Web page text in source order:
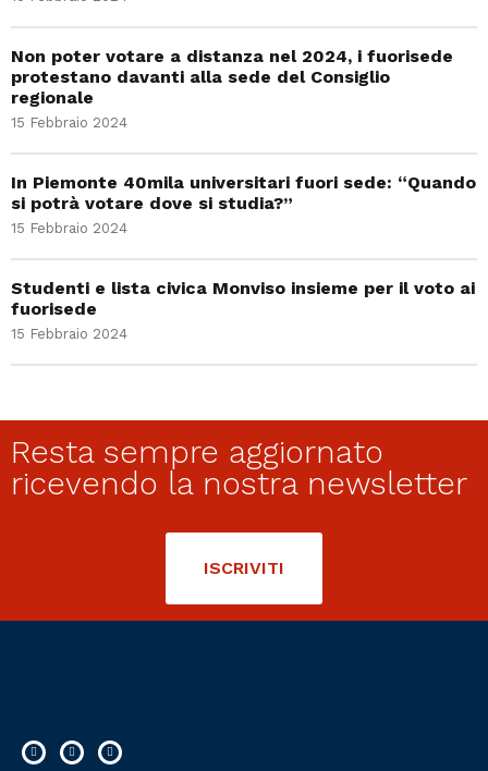
Non poter votare a distanza nel 2024, i fuorisede
protestano davanti alla sede del Consiglio
regionale
15 Febbraio 2024
In Piemonte 40mila universitari fuori sede: “Quando
si potrà votare dove si studia?”
15 Febbraio 2024
Studenti e lista civica Monviso insieme per il voto ai
fuorisede
15 Febbraio 2024
Resta sempre aggiornato
ricevendo la nostra newsletter
ISCRIVITI